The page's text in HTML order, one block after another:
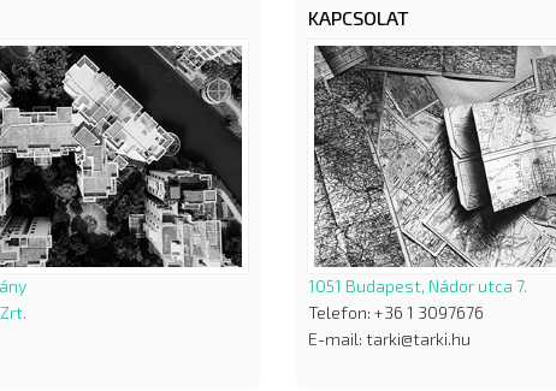
KAPCSOLAT
1051 Budapest, Nádor utca 7.
Telefon: +36 1 3097676
E-mail: tarki@tarki.hu